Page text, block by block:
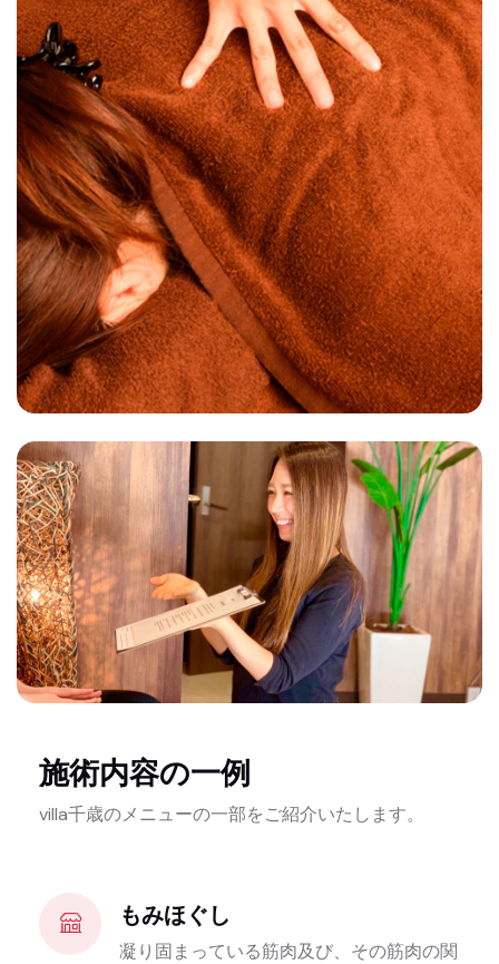
施術内容の一例
villa千歳のメニューの一部をご紹介いたします。
もみほぐし
凝り固まっている筋肉及び、その筋肉の関